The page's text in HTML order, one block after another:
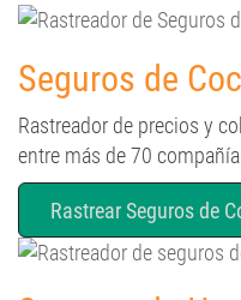
Seguros de
Rastreador de precios y
entre más de 70
Rastrear Seguros de